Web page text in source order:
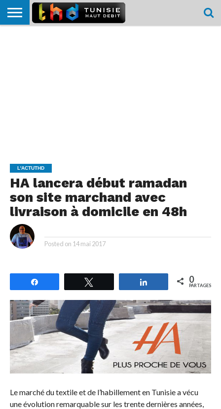
L'ACTUTHD
HA lancera début ramadan
son site marchand avec
livraison à domicile en 48h
Posted on 14 mai 2017
Partagez 0
PARTAGES
Le marché du textile et de l’habillement en Tunisie a vécu
une évolution remarquable sur les trente dernières années,